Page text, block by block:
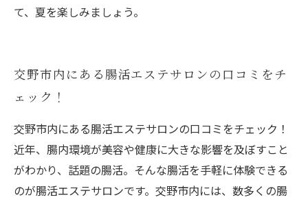
て、夏を楽しみましょう。
交野市内にある腸活エステサロンの口コミをチ
ェック！
交野市内にある腸活エステサロンの口コミをチェック！
近年、腸内環境が美容や健康に大きな影響を及ぼすこと
がわかり、話題の腸活。そんな腸活を手軽に体験できる
のが腸活エステサロンです。交野市内には、数多くの腸